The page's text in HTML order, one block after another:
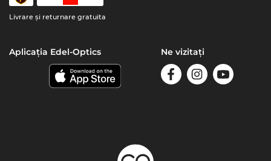
Livrare şi returnare gratuita
Aplicația Edel-Optics Ne vizitați